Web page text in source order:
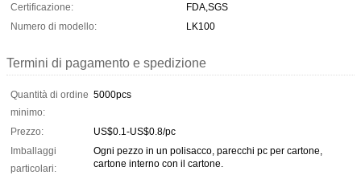
Certificazione:
FDA,SGS
Numero di modello:
LK100
Termini di pagamento e spedizione
Quantità di ordine
minimo:
5000pcs
Prezzo:
US$0.1-US$0.8/pc
Imballaggi
particolari:
Ogni pezzo in un polisacco, parecchi pc per cartone,
cartone interno con il cartone.